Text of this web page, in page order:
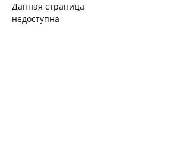
Данная страница
недоступна